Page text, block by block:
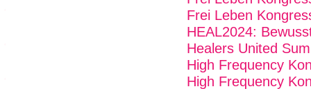
Frei Leben
HEAL2024:
Healers United
High Frequency
High Frequency